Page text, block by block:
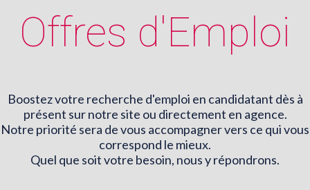
Offres d'Emploi
Boostez votre recherche d'emploi en candidatant dès à
présent sur notre site ou directement en agence.
Notre priorité sera de vous accompagner vers ce qui vous
correspond le mieux.
Quel que soit votre besoin, nous y répondrons.